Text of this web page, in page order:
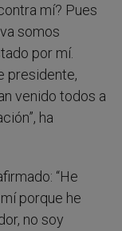
mí? Pues
somos
por mí.
presidente,
venido todos a
ha
“He
porque he
no soy